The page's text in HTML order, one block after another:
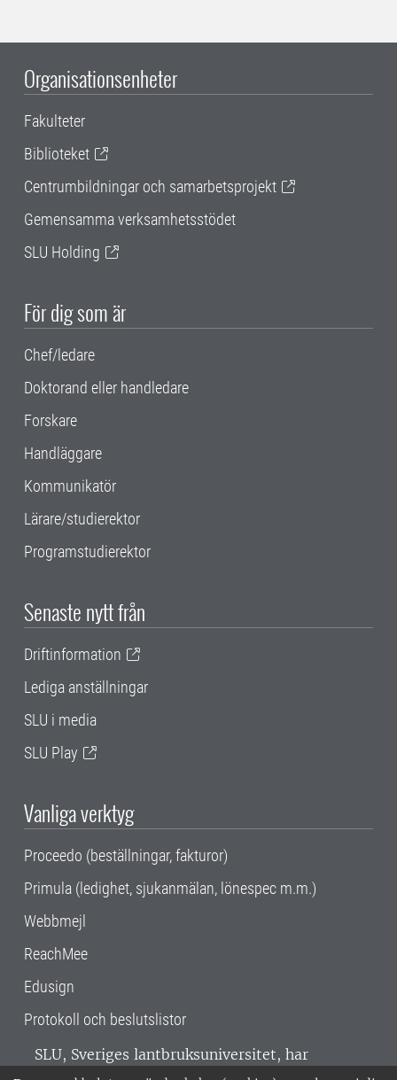
Organisationsenheter
Fakulteter
Biblioteket
Centrumbildningar och samarbetsprojekt
Gemensamma verksamhetsstödet
SLU Holding
För dig som är
Chef/ledare
Doktorand eller handledare
Forskare
Handläggare
Kommunikatör
Lärare/studierektor
Programstudierektor
Senaste nytt från
Driftinformation
Lediga anställningar
SLU i media
SLU Play
Vanliga verktyg
Proceedo (beställningar, fakturor)
Primula (ledighet, sjukanmälan, lönespec m.m.)
Webbmejl
ReachMee
Edusign
Protokoll och beslutslistor
SLU, Sveriges lantbruksuniversitet, har
verksamhet över hela Sverige. Huvudorter är